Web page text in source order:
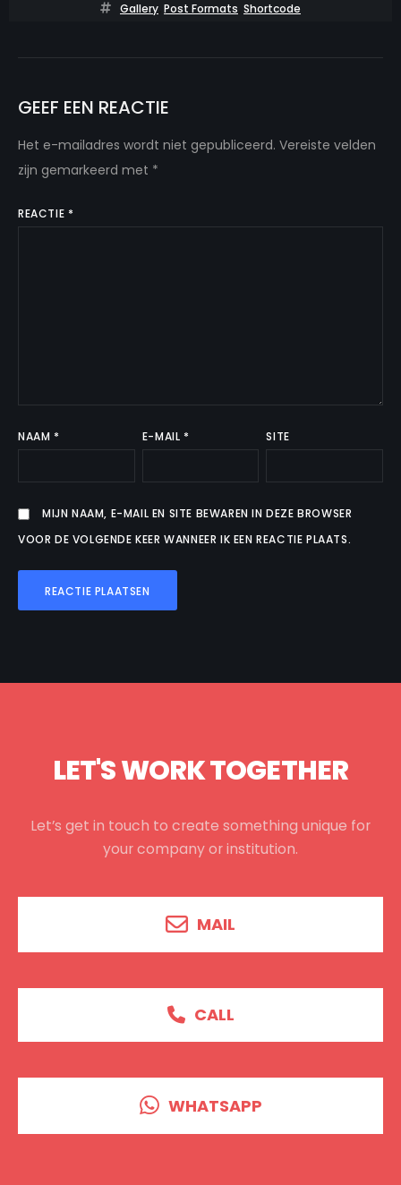
Gallery Post Formats Shortcode
GEEF EEN REACTIE
Het e-mailadres wordt niet gepubliceerd. Vereiste velden
zijn gemarkeerd met *
REACTIE *
NAAM * E-MAIL * SITE
MIJN NAAM, E-MAIL EN SITE BEWAREN IN DEZE BROWSER
VOOR DE VOLGENDE KEER WANNEER IK EEN REACTIE PLAATS.
LET'S WORK TOGETHER
Let’s get in touch to create something unique for
your company or institution.
MAIL
CALL
WHATSAPP